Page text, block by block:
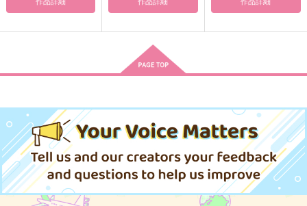
犬のキモチ
履修済
モブレ衝動
Zoom
1/2の君と恋をする。
日々常々
履修済
東京卍リベンジャーズ
乾青宗×花垣武道
サンプル
カート
いいかげんにしてくだ
さい!!
629円（税込）
東京卍リベンジャーズ
乾青宗×花垣武道
サンプル
髪!?
専売 707円（税込）
東京卍リベンジャーズ
乾青宗
九井一
柴大寿
サンプル
カート